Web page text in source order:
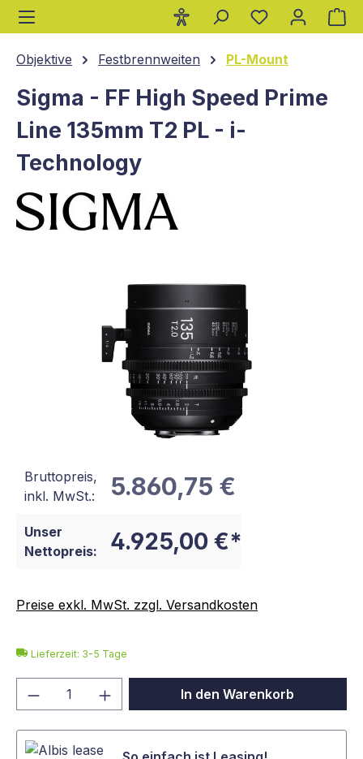
springen
Objektive Festbrennweiten PL-Mount
Sigma - FF High Speed Prime
Line 135mm T2 PL - i-
Technology
Bruttopreis,
inkl. MwSt.:
5.860,75 €
Unser
Nettopreis:
4.925,00 €*
Preise exkl. MwSt. zzgl. Versandkosten
Lieferzeit: 3-5 Tage
Produkt Anzahl: Gib denIn den Warenkorb